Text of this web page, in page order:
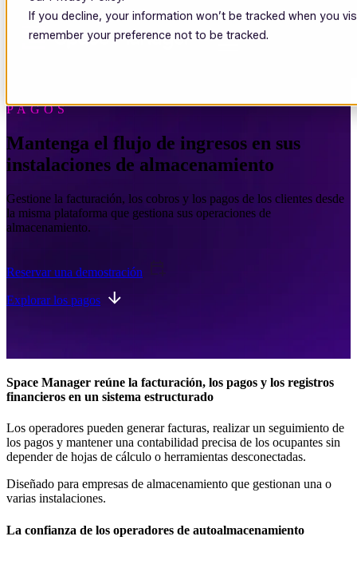
If you decline, your information won’t be tracked when you
remember your preference not to be tracked.Open main navigation
PAGOS
Mantenga el flujo de ingresos en sus
instalaciones de almacenamiento
Gestione la facturación, los cobros y los pagos de los clientes desde
la misma plataforma que gestiona sus operaciones de
almacenamiento.
Reservar una demostración
Explorar los pagos
Space Manager reúne la facturación, los pagos y los registros
financieros en un sistema estructurado
Los operadores pueden generar facturas, realizar un seguimiento de
los pagos y mantener una contabilidad precisa de los ocupantes sin
depender de hojas de cálculo o herramientas desconectadas.
Diseñado para empresas de almacenamiento que gestionan una o
varias instalaciones.
La confianza de los operadores de autoalmacenamiento